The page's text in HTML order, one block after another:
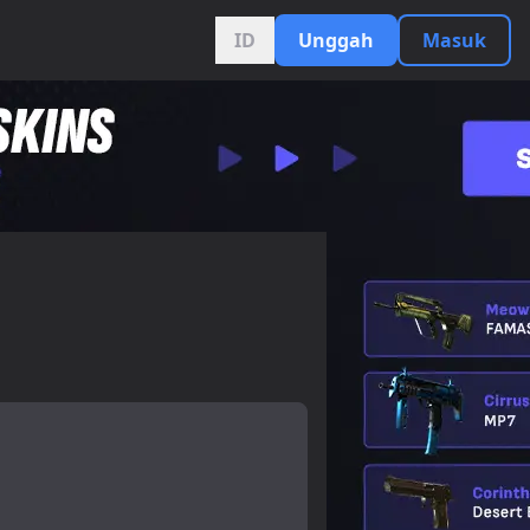
ID Unggah Masuk